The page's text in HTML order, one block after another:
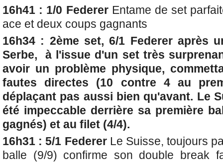
16h41 : 1/0 Federer Entame de set
ace et deux coups gagnants
16h34 : 2ème set, 6/1 Federer ​après
Serbe, à l'issue d'un set très
avoir un problème physique,
fautes directes (10 contre 4 au
déplaçant pas aussi bien qu'avant. Le
été impeccable derrière sa première
gagnés) et au filet (4/4).
16h31 : 5/1 Federer Le Suisse, toujours
balle (9/9) confirme son double break